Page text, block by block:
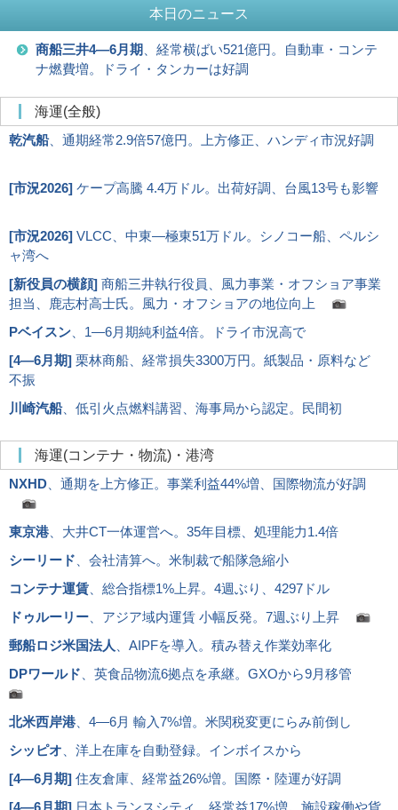
本日のニュース
商船三井4―6月期
、経常横ばい521億円。自動車・コンテ
ナ燃費増。ドライ・タンカーは好調
海運(全般)
乾汽船、通期経常2.9倍57億円。上方修正、ハンディ市況好調
[市況2026] ケープ高騰 4.4万ドル。出荷好調、台風13号も影響
[市況2026] VLCC、中東―極東51万ドル。シノコー船、ペルシ
ャ湾へ
[新役員の横顔] 商船三井執行役員、風力事業・オフショア事業
担当、鹿志村高士氏。風力・オフショアの地位向上
Pベイスン 、1―6月期純利益4倍。ドライ市況高で
[4―6月期] 栗林商船、経常損失3300万円。紙製品・原料など
不振
川崎汽船、低引火点燃料講習、海事局から認定。民間初
海運(コンテナ・物流)・港湾
NXHD 、通期を上方修正。事業利益44%増、国際物流が好調
東京港、大井CT一体運営へ。35年目標、処理能力1.4倍
シーリード 、会社清算へ。米制裁で船隊急縮小
コンテナ運賃 、総合指標1%上昇。4週ぶり、4297ドル
ドゥルーリー 、アジア域内運賃 小幅反発。7週ぶり上昇
郵船ロジ米国法人
、AIPFを導入。積み替え作業効率化
DPワールド 、英食品物流6拠点を承継。GXOから9月移管
北米西岸港、4―6月 輸入7%増。米関税変更にらみ前倒し
シッピオ 、洋上在庫を自動登録。インボイスから
[4―6月期] 住友倉庫、経常益26%増。国際・陸運が好調
[4―6月期] 日本トランスシティ、経常益17%増。施設稼働や貨